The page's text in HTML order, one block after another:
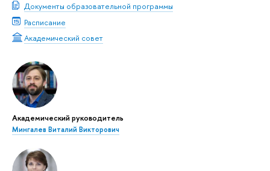
Документы образовательной программы
Расписание
Академический совет
Академический руководитель
Мингалев Виталий Викторович